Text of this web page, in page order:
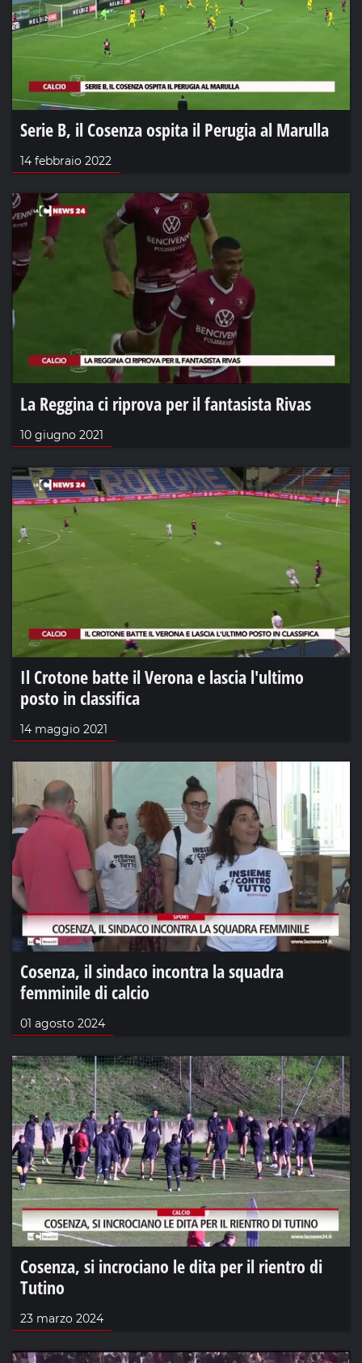
Serie B, il Cosenza ospita il Perugia al Marulla
14 febbraio 2022
La Reggina ci riprova per il fantasista Rivas
10 giugno 2021
Il Crotone batte il Verona e lascia l'ultimo
posto in classifica
14 maggio 2021
Cosenza, il sindaco incontra la squadra
femminile di calcio
01 agosto 2024
Cosenza, si incrociano le dita per il rientro di
Tutino
23 marzo 2024